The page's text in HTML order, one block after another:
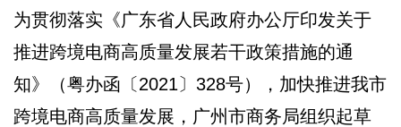
为贯彻落实《广东省人民政府办公厅印发关于
推进跨境电商高质量发展若干政策措施的通
知》（粤办函〔2021〕328号），加快推进我市
跨境电商高质量发展，广州市商务局组织起草